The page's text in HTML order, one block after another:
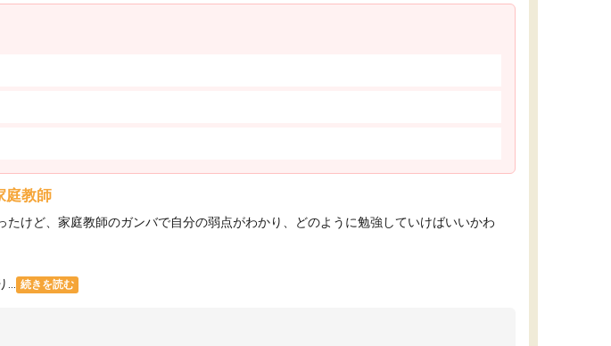
庭教師
けど、家庭教師のガンバで自分の弱点がわかり、どのように勉強していけばいいかわ
続きを読む